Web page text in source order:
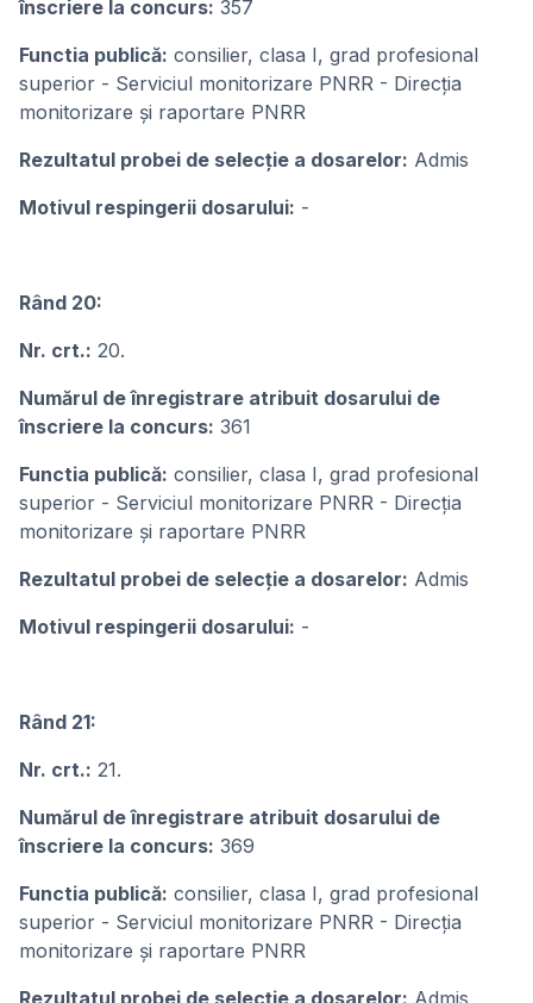
înscriere la concurs: 357
Functia publică: consilier, clasa I, grad profesional
superior - Serviciul monitorizare PNRR - Direcția
monitorizare și raportare PNRR
Rezultatul probei de selecție a dosarelor: Admis
Motivul respingerii dosarului: -
Rând 20:
Nr. crt.: 20.
Numărul de înregistrare atribuit dosarului de
înscriere la concurs: 361
Functia publică: consilier, clasa I, grad profesional
superior - Serviciul monitorizare PNRR - Direcția
monitorizare și raportare PNRR
Rezultatul probei de selecție a dosarelor: Admis
Motivul respingerii dosarului: -
Rând 21:
Nr. crt.: 21.
Numărul de înregistrare atribuit dosarului de
înscriere la concurs: 369
Functia publică: consilier, clasa I, grad profesional
superior - Serviciul monitorizare PNRR - Direcția
monitorizare și raportare PNRR
Rezultatul probei de selecție a dosarelor: Admis